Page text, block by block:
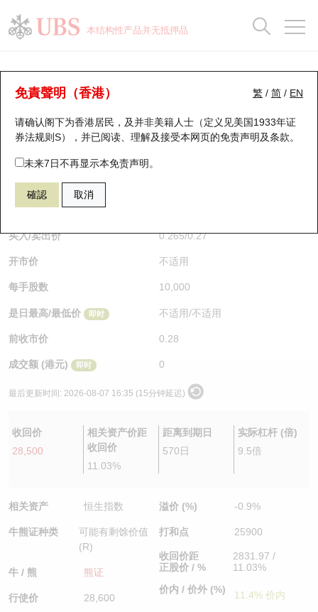
本结构性产品并无抵押品
繁 / 简 / EN
免責聲明（香港）
请确认阁下为香港居民，及并非美籍人士（定义见美国1933年证
券法规则S），并已阅读、理解及接受本网页的免责声明及条款。
未来7日不再显示本免责声明。
確認 取消
牛熊证分析仪
表现 街货统计 比较
58665 瑞银熊证 HSI 恒生指数
$0.27 0.01 (-3.57%)
买入/卖出价 0.265/0.27
开市价 不适用
每手股数 10,000
是日最高/最低价 即时 不适用/不适用
前收市价 0.28
成交额 (港元) 即时 0
最后更新时间: 2026-08-07 16:35 (15分钟延迟)
收回价
28,500
相关资产价距
收回价
11.03%
距离到期日
570日
实际杠杆 (倍)
9.5倍
相关资产 恒生指数
牛熊证种类
可能有剩馀价值
(R)
牛 / 熊 熊证
行使价 28,600
溢价 (%) -0.9%
打和点 25900
收回价距
正股价 / %
2831.97 /
11.03%
价内 / 价外 (%)
11.4% 价内
瑞银认股证一览
新发行瑞银认股证
即将到期认股证
认股证到期结算价查找
认股证分析仪
认股证速算机
认股证/牛熊证日志
认股证文件及公告
街货统计
比较
牛熊全景快搜
牛熊证搜寻
牛熊证街货分布图
正股牛熊证列表
新发行瑞银牛熊证
已收回牛熊证剩余价值
牛熊证到期结算价查找
牛熊证分析仪
牛熊证文件及公告
街货统计
比较
十大升幅/跌幅
十大认股证成交分布
十天股证占大市成交
资金流
街货统计
三十大平均引伸波幅
正股分析仪
二十大活跃股份
恒指成份股
国指成份股
科指成份股
相关资产沽空
中资ETFs溢价比较
AH 股价对照
持股比重
显示所有持股比重
每月轮证大市专题
轮证专栏
讲座及教育短片
认股证投资者教育
牛熊证投资者教育
认股证牛熊证常问问题